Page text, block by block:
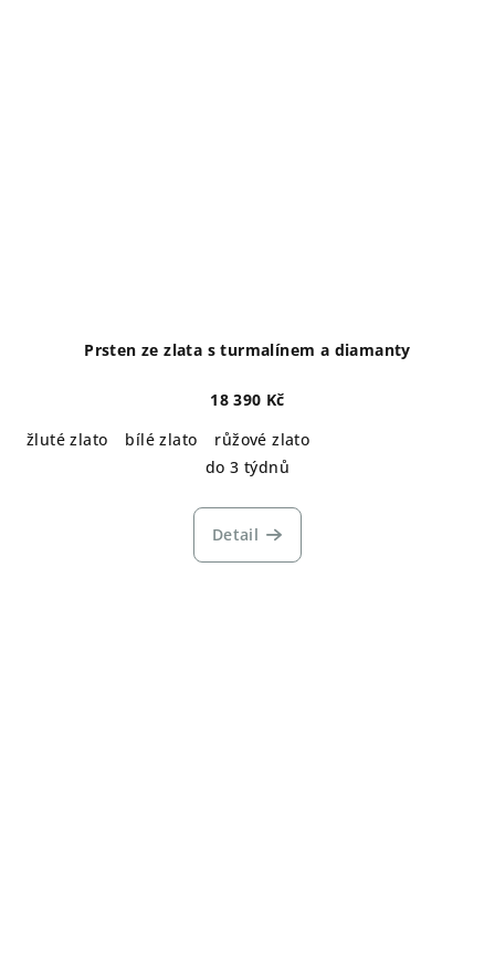
Prsten ze zlata s turmalínem a diamanty
18 390 Kč
žluté zlato
bílé zlato
růžové zlato
do 3 týdnů
Detail